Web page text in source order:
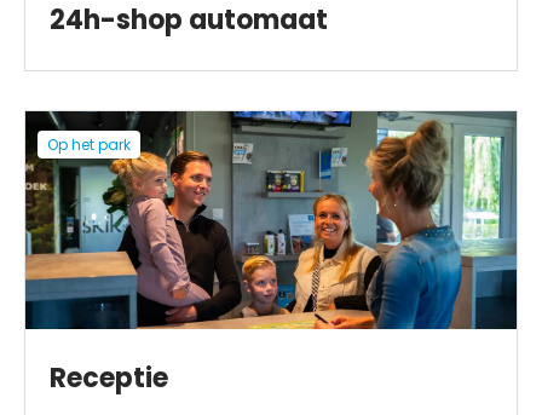
24h-shop automaat
Op het park
Receptie